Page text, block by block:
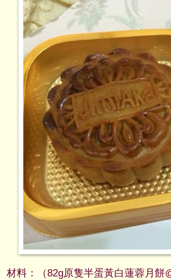
材料：（82g原隻半蛋黃白蓮蓉月餅